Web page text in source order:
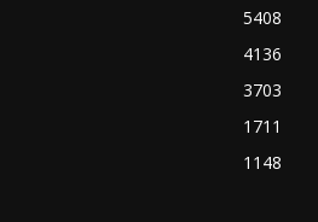
5408
4136
3703
1711
1148